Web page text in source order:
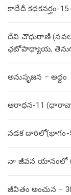
కాదేదీ కథకనర్హం-
దేవి చౌధురాణి
ఛటోపాధ్యాయ,
అనుసృజన – అద్దం
ఆరాధన-11
నడక దారిలో(భాగం-
నా జీవన యానంలో
జీవితం అంచున –